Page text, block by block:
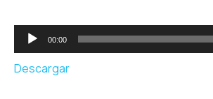
Reproductor
de
audio
00:00
Descargar